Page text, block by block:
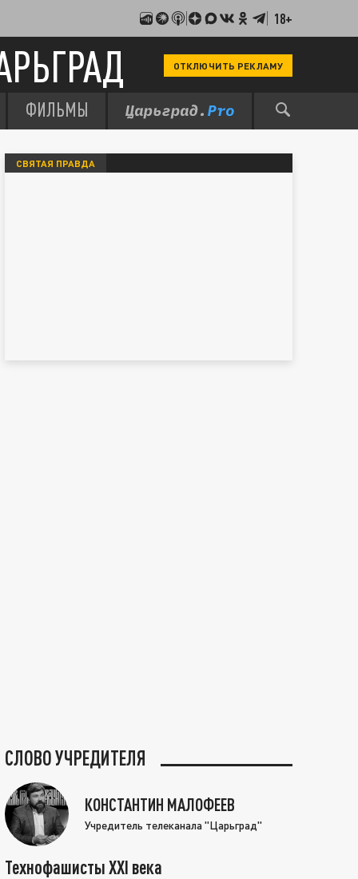
18+
ОТКЛЮЧИТЬ РЕКЛАМУ
ФИЛЬМЫ
СВЯТАЯ ПРАВДА
СЛОВО УЧРЕДИТЕЛЯ
КОНСТАНТИН МАЛОФЕЕВ
Учредитель телеканала "Царьград"
Технофашисты XXI века